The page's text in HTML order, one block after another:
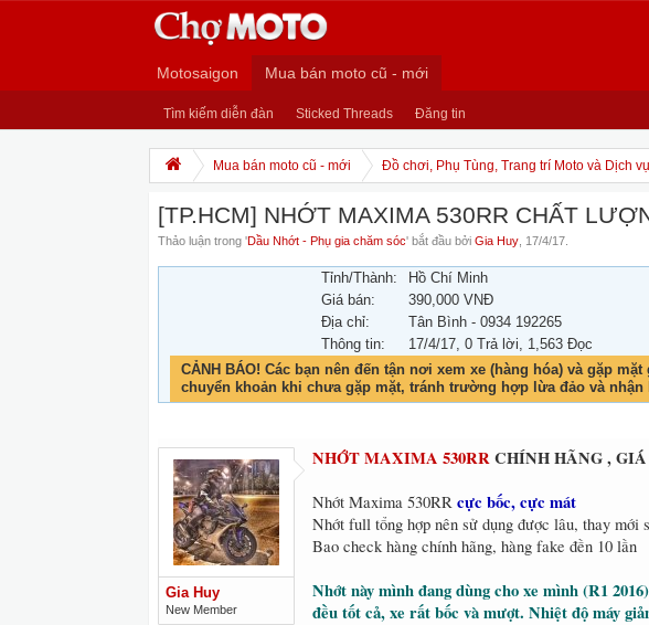
Motosaigon Mua bán moto cũ - mới
Tìm kiếm diễn đàn Sticked Threads Đăng tin
Mua bán moto cũ - mới Đồ chơi, Phụ Tùng, Trang trí Moto và Dịch vụ
[TP.HCM] NHỚT MAXIMA 530RR CHẤT
Thảo luận trong 'Dầu Nhớt - Phụ gia chăm sóc' bắt đầu bởi Gia Huy 17/4/17
Tỉnh/Thành:
Hồ Chí Minh
Giá bán:
390,000 VNĐ
Địa chỉ:
Tân Bình - 0934 192265
Thông tin:
17/4/17, 0 Trả lời, 1,563 Đọc
CẢNH BÁO! Các bạn nên đến tận nơi xem xe (hàng hóa) và gặp
chuyển khoản khi chưa gặp mặt, tránh trường hợp lừa đảo và
Gia Huy
New Member
NHỚTMAXIMA 530RRCHÍNH HÃNG ,
Nhớt Maxima 530RR cực bốc, cực mát
Nhớt full tổng hợp nên sử dụng được lâu, thay mới
Bao check hàng chính hãng, hàng fake đền 10 lần
Nhớt này mình đang dùng cho xe mình (R1
đều tốt cả, xe rất bốc và mượt. Nhiệt độ máy